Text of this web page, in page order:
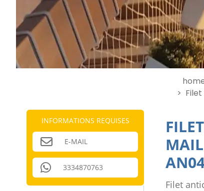
INFORMATIONS REQUISES
E-MAIL
3334870763
>
Filet